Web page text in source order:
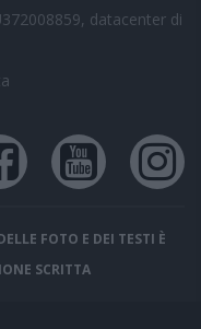
datacenter di
FOTO E DEI TESTI È
SCRITTA